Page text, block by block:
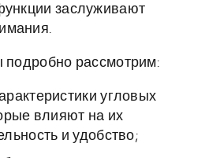
заслуживают
подробно рассмотрим:
угловых
влияют на их
и удобство;